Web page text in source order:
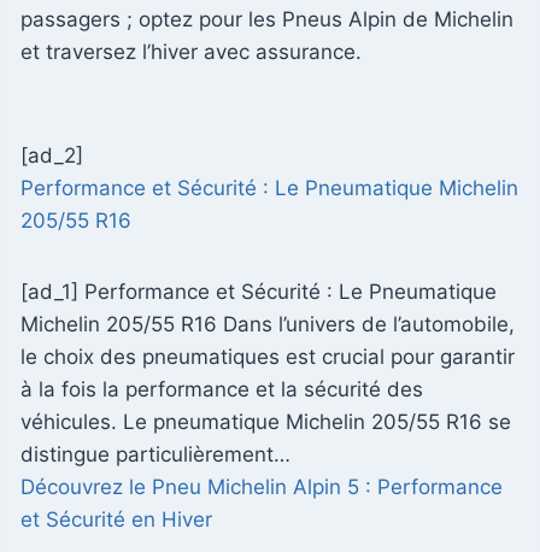
passagers ; optez pour les Pneus Alpin de Michelin
et traversez l’hiver avec assurance.
[ad_2]
Performance et Sécurité : Le Pneumatique Michelin
205/55 R16
[ad_1] Performance et Sécurité : Le Pneumatique
Michelin 205/55 R16 Dans l’univers de l’automobile,
le choix des pneumatiques est crucial pour garantir
à la fois la performance et la sécurité des
véhicules. Le pneumatique Michelin 205/55 R16 se
distingue particulièrement…
Découvrez le Pneu Michelin Alpin 5 : Performance
et Sécurité en Hiver